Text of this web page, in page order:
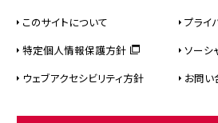
このサイトについて
プライ
特定個人情報保護方針
ソーシ
ウェブアクセシビリティ方針
お問い